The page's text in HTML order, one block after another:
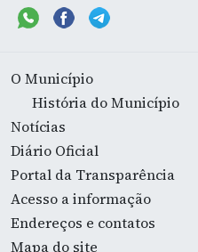
O Município
História do Município
Notícias
Diário Oficial
Portal da Transparência
Acesso a informação
Endereços e contatos
Mapa do site